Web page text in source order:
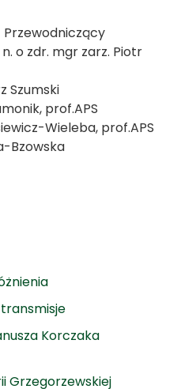
Korczaka
Grzegorzewskiej
o zdr. mgr zarz. Piotr
Szumski
prof.APS
Wieleba, prof.APS
Bzowska